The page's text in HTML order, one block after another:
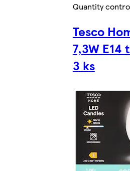
Quantity
Tesco
7,3W
3 ks